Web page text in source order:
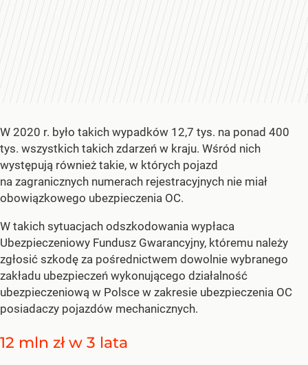
W 2020 r. było takich wypadków 12,7 tys. na ponad 400
tys. wszystkich takich zdarzeń w kraju. Wśród nich
występują również takie, w których pojazd
na zagranicznych numerach rejestracyjnych nie miał
obowiązkowego ubezpieczenia OC.
W takich sytuacjach odszkodowania wypłaca
Ubezpieczeniowy Fundusz Gwarancyjny, któremu należy
zgłosić szkodę za pośrednictwem dowolnie wybranego
zakładu ubezpieczeń wykonującego działalność
ubezpieczeniową w Polsce w zakresie ubezpieczenia OC
posiadaczy pojazdów mechanicznych.
12 mln zł w 3 lata